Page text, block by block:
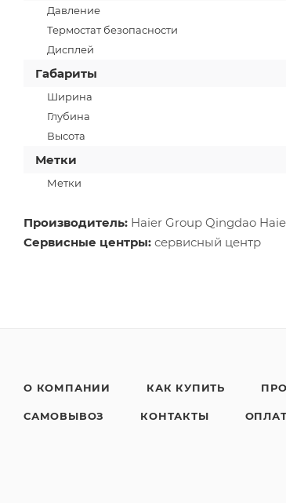
Давление
Термостат безопасности
Дисплей
Габариты
Ширина
Глубина
Высота
Метки
Метки
Производитель: Haier Group Qingdao
Сервисные центры: сервисный центр
О КОМПАНИИ КАК КУПИТЬ
САМОВЫВОЗ КОНТАКТЫ